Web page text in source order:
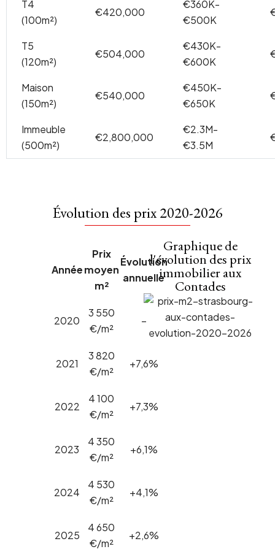
T4
(100m²)
€420,000
€360K-
€500K
T5
(120m²)
€504,000
€430K-
€600K
Maison
(150m²)
€540,000
€450K-
€650K
Immeuble
(500m²)
€2,800,000
€2.3M-
€3.5M
Évolution des prix 2020-2026
Année
Prix
moyen
m²
Évolution
annuelle
2020
3 550
€/m²
–
2021
3 820
€/m²
+7,6%
2022
4 100
€/m²
+7,3%
2023
4 350
€/m²
+6,1%
2024
4 530
€/m²
+4,1%
2025
4 650
€/m²
+2,6%
Graphique de
l'évolution des prix
immobilier aux
Contades